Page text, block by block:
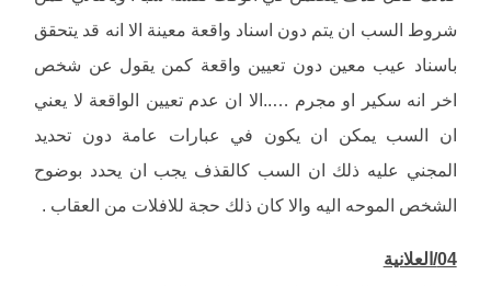
شروط السب ان يتم دون اسناد واقعة معينة الا انه قد يتحقق
باسناد عيب معين دون تعيين واقعة كمن يقول عن شخص
اخر انه سكير او مجرم …..الا ان عدم تعيين الواقعة لا يعني
ان السب يمكن ان يكون في عبارات عامة دون تحديد
المجني عليه ذلك ان السب كالقذف يجب ان يحدد بوضوح
الشخص الموحه اليه والا كان ذلك حجة للافلات من العقاب .
04/العلانية